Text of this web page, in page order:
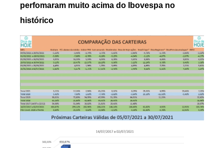
perfomaram muito acima do Ibovespa no
histórico